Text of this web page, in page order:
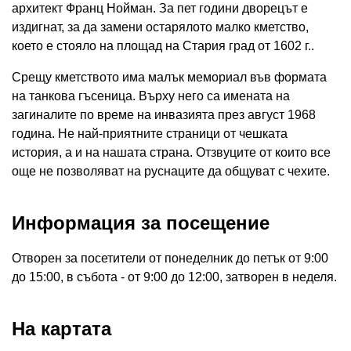
архитект Франц Нойман. За пет години дворецът е
издигнат, за да замени остарялото малко кметство,
което е стояло на площад на Стария град от 1602 г..
Срещу кметството има малък мемориал във формата
на танкова гъсеница. Върху него са имената на
загиналите по време на инвазията през август 1968
година. Не най-приятните страници от чешката
история, а и на нашата страна. Отзвуците от които все
още не позволяват на руснаците да общуват с чехите.
Информация за посещение
Отворен за посетители от понеделник до петък от 9:00
до 15:00, в събота - от 9:00 до 12:00, затворен в неделя.
На картата